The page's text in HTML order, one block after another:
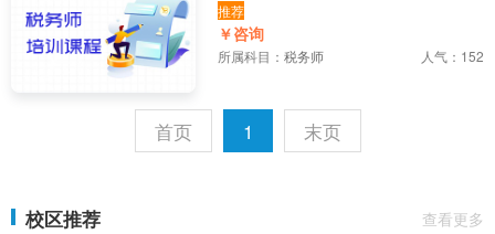
推荐
￥咨询
所属科目： 税务师 人气：152
首页 1 末页
校区推荐 查看更多